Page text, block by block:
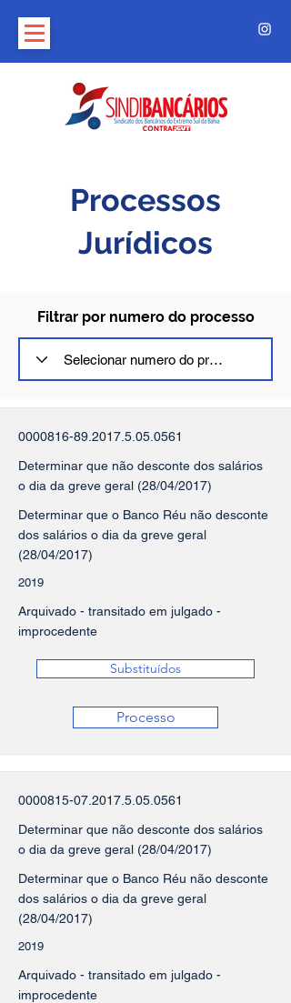
Processos
Jurídicos
Filtrar por numero do processo
0000816-89.2017.5.05 .0561
Determinar que não desconte dos salários
o dia da greve geral (28/04/2017)
Determinar que o Banco Réu não desconte
dos salários o dia da greve geral
(28/04/2017)
2019
Arquivado - transitado em julgado -
improcedente
Substituídos
Processo
0000815-07.2017.5.05 .0561
Determinar que não desconte dos salários
o dia da greve geral (28/04/2017)
Determinar que o Banco Réu não desconte
dos salários o dia da greve geral
(28/04/2017)
2019
Arquivado - transitado em julgado -
improcedente